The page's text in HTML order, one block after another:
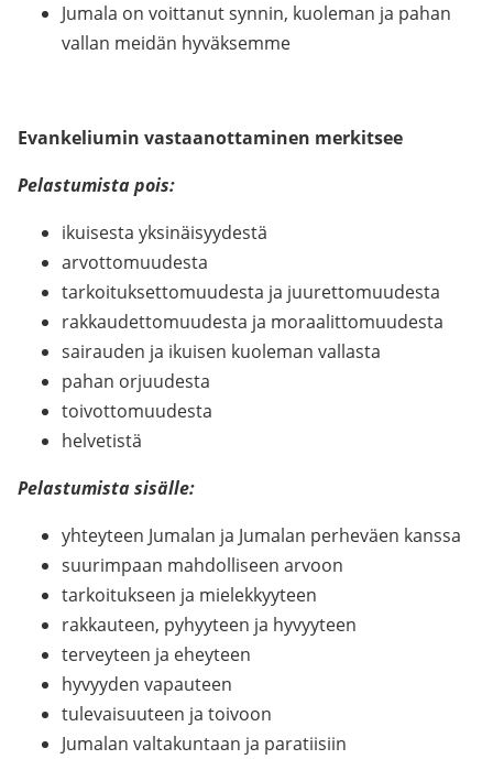
Jumala on voittanut synnin, kuoleman ja pahan
vallan meidän hyväksemme
Evankeliumin vastaanottaminen merkitsee
Pelastumista pois:
ikuisesta yksinäisyydestä
arvottomuudesta
tarkoituksettomuudesta ja juurettomuudesta
rakkaudettomuudesta ja moraalittomuudesta
sairauden ja ikuisen kuoleman vallasta
pahan orjuudesta
toivottomuudesta
helvetistä
Pelastumista sisälle:
yhteyteen Jumalan ja Jumalan perheväen kanssa
suurimpaan mahdolliseen arvoon
tarkoitukseen ja mielekkyyteen
rakkauteen, pyhyyteen ja hyvyyteen
terveyteen ja eheyteen
hyvyyden vapauteen
tulevaisuuteen ja toivoon
Jumalan valtakuntaan ja paratiisiin